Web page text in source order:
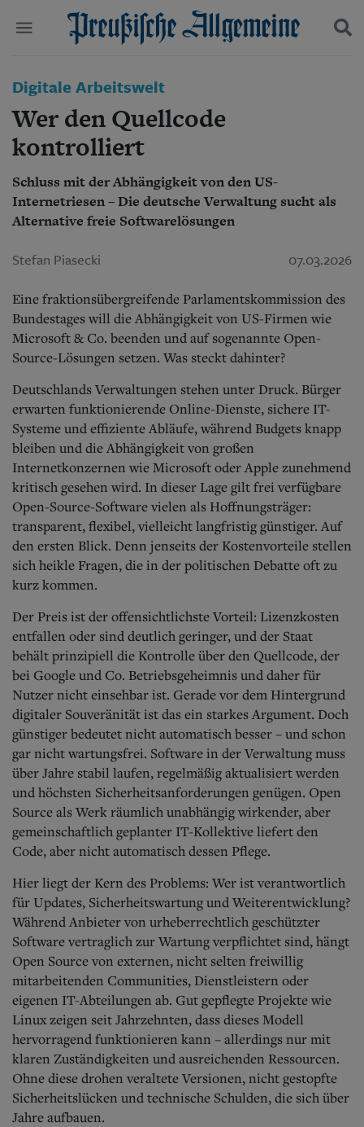
Start
Wer wir sind
Aktuelle Ausgabe
Abonnenten-Login
Abonnent werden
Abo Prämien
Archiv
Mediadaten
Politik
Wirtschaft
Leben
Geschichte
Ostpreußen
Pommern
Bücher
Kontakt
Impressum
Datenschutz
Suchen und finden
Digitale Arbeitswelt
Wer den Quellcode
kontrolliert
Schluss mit der Abhängigkeit von den US-
Internetriesen – Die deutsche Verwaltung sucht als
Alternative freie Softwarelösungen
Stefan Piasecki 07.03.2026
Eine fraktionsübergreifende Parlamentskommission des
Bundestages will die Abhängigkeit von US-Firmen wie
Microsoft & Co. beenden und auf sogenannte Open-
Source-Lösungen setzen. Was steckt dahinter?
Deutschlands Verwaltungen stehen unter Druck. Bürger
erwarten funktionierende Online-Dienste, sichere IT-
Systeme und effiziente Abläufe, während Budgets knapp
bleiben und die Abhängigkeit von großen
Internetkonzernen wie Microsoft oder Apple zunehmend
kritisch gesehen wird. In dieser Lage gilt frei verfügbare
Open-Source-Software vielen als Hoffnungsträger:
transparent, flexibel, vielleicht langfristig günstiger. Auf
den ersten Blick. Denn jenseits der Kostenvorteile stellen
sich heikle Fragen, die in der politischen Debatte oft zu
kurz kommen.
Der Preis ist der offensichtlichste Vorteil: Lizenzkosten
entfallen oder sind deutlich geringer, und der Staat
behält prinzipiell die Kontrolle über den Quellcode, der
bei Google und Co. Betriebsgeheimnis und daher für
Nutzer nicht einsehbar ist. Gerade vor dem Hintergrund
digitaler Souveränität ist das ein starkes Argument. Doch
günstiger bedeutet nicht automatisch besser – und schon
gar nicht wartungsfrei. Software in der Verwaltung muss
über Jahre stabil laufen, regelmäßig aktualisiert werden
und höchsten Sicherheitsanforderungen genügen. Open
Source als Werk räumlich unabhängig wirkender, aber
gemeinschaftlich geplanter IT-Kollektive liefert den
Code, aber nicht automatisch dessen Pflege.
Hier liegt der Kern des Problems: Wer ist verantwortlich
für Updates, Sicherheitswartung und Weiterentwicklung?
Während Anbieter von urheberrechtlich geschützter
Software vertraglich zur Wartung verpflichtet sind, hängt
Open Source von externen, nicht selten freiwillig
mitarbeitenden Communities, Dienstleistern oder
eigenen IT-Abteilungen ab. Gut gepflegte Projekte wie
Linux zeigen seit Jahrzehnten, dass dieses Modell
hervorragend funktionieren kann – allerdings nur mit
klaren Zuständigkeiten und ausreichenden Ressourcen.
Ohne diese drohen veraltete Versionen, nicht gestopfte
Sicherheitslücken und technische Schulden, die sich über
Jahre aufbauen.